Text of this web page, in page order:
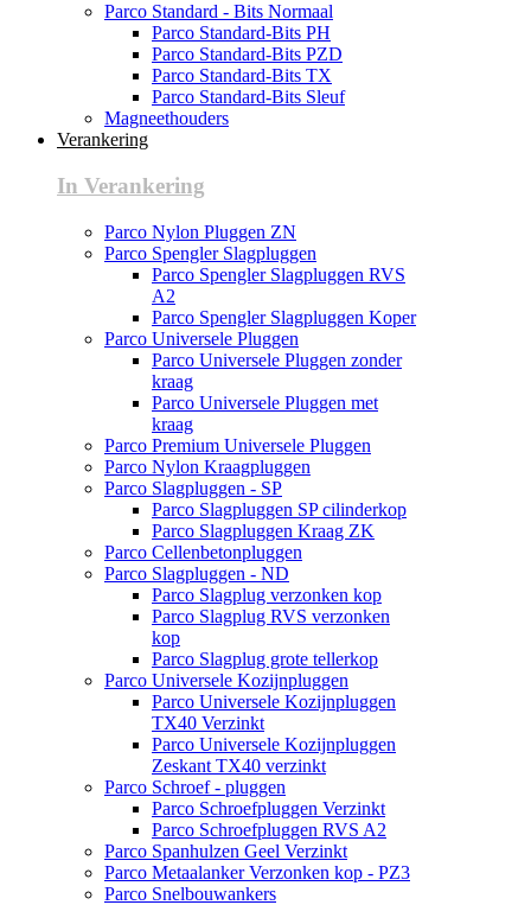
Parco Standard - Bits Normaal
Parco Standard-Bits PH
Parco Standard-Bits PZD
Parco Standard-Bits TX
Parco Standard-Bits Sleuf
Magneethouders
Verankering
In Verankering
Parco Nylon Pluggen ZN
Parco Spengler Slagpluggen
Parco Spengler Slagpluggen RVS
A2
Parco Spengler Slagpluggen Koper
Parco Universele Pluggen
Parco Universele Pluggen zonder
kraag
Parco Universele Pluggen met
kraag
Parco Premium Universele Pluggen
Parco Nylon Kraagpluggen
Parco Slagpluggen - SP
Parco Slagpluggen SP cilinderkop
Parco Slagpluggen Kraag ZK
Parco Cellenbetonpluggen
Parco Slagpluggen - ND
Parco Slagplug verzonken kop
Parco Slagplug RVS verzonken
kop
Parco Slagplug grote tellerkop
Parco Universele Kozijnpluggen
Parco Universele Kozijnpluggen
TX40 Verzinkt
Parco Universele Kozijnpluggen
Zeskant TX40 verzinkt
Parco Schroef - pluggen
Parco Schroefpluggen Verzinkt
Parco Schroefpluggen RVS A2
Parco Spanhulzen Geel Verzinkt
Parco Metaalanker Verzonken kop - PZ3
Parco Snelbouwankers